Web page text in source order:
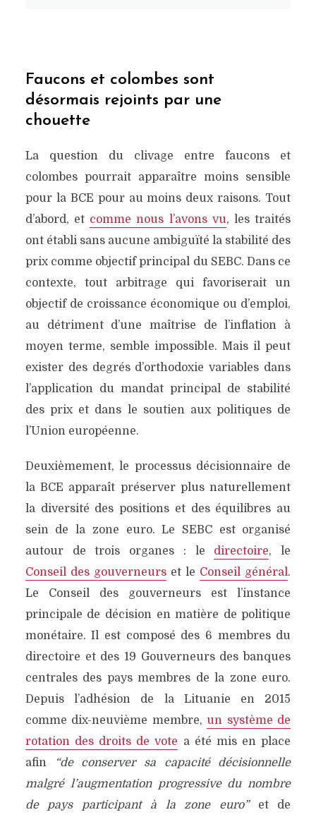
Faucons et colombes sont
désormais rejoints par une
chouette
La question du clivage entre faucons et
colombes pourrait apparaître moins sensible
pour la BCE pour au moins deux raisons. Tout
d’abord, et comme nous l’avons vu, les traités
ont établi sans aucune ambiguïté la stabilité des
prix comme objectif principal du SEBC. Dans ce
contexte, tout arbitrage qui favoriserait un
objectif de croissance économique ou d’emploi,
au détriment d’une maîtrise de l’inflation à
moyen terme, semble impossible. Mais il peut
exister des degrés d’orthodoxie variables dans
l’application du mandat principal de stabilité
des prix et dans le soutien aux politiques de
l’Union européenne.
Deuxièmement, le processus décisionnaire de
la BCE apparaît préserver plus naturellement
la diversité des positions et des équilibres au
sein de la zone euro. Le SEBC est organisé
autour de trois organes : le directoire, le
Conseil des gouverneurset le Conseil général.
Le Conseil des gouverneurs est l’instance
principale de décision en matière de politique
monétaire. Il est composé des 6 membres du
directoire et des 19 Gouverneurs des banques
centrales des pays membres de la zone euro.
Depuis l’adhésion de la Lituanie en 2015
comme dix-neuvième membre, un système de
rotation des droits de vote a été mis en place
afin
“de conserver sa capacité décisionnelle
malgré l’augmentation progressive du nombre
de pays participant à la zone euro”et de